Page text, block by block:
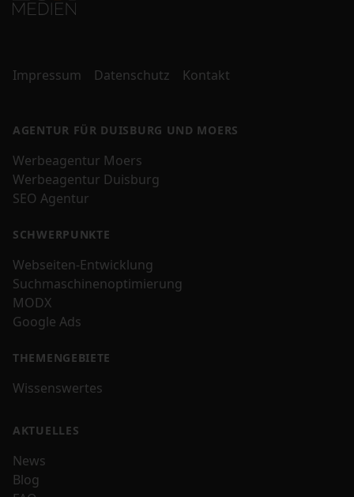
Impressum Datenschutz Kontakt
AGENTUR FÜR DUISBURG UND MOERS
Werbeagentur Moers
Werbeagentur Duisburg
SEO Agentur
SCHWERPUNKTE
Webseiten-Entwicklung
Suchmaschinenoptimierung
MODX
Google Ads
THEMENGEBIETE
Wissenswertes
AKTUELLES
News
Blog